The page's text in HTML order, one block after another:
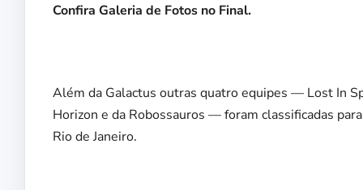
Confira Galeria de Fotos no Final.
Além da Galactus outras quatro equipes — Lost In
Horizon e da Robossauros — foram classificadas
Rio de Janeiro.